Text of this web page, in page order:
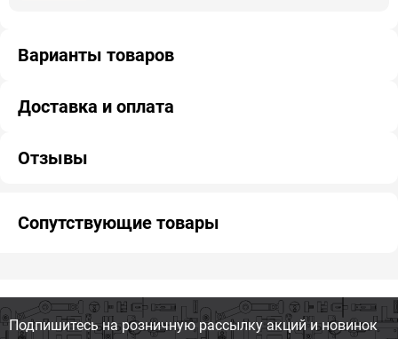
Варианты товаров
Доставка и оплата
Отзывы
Сопутствующие товары
Подпишитесь на розничную рассылку акций и новинок